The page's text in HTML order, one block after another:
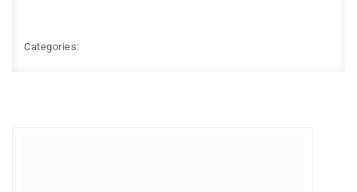
Categories: